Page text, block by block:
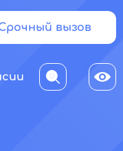
вызов